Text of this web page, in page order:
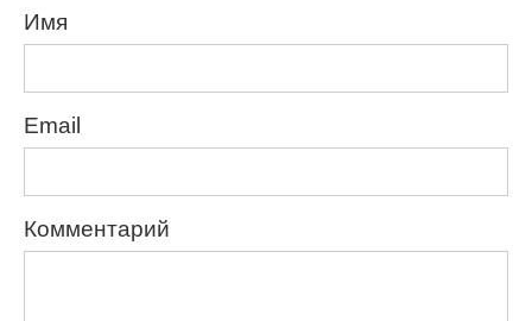
Имя
Email
Комментарий